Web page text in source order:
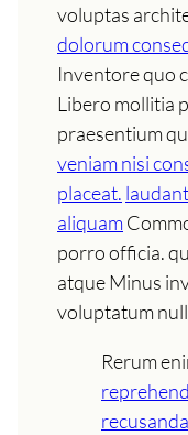
voluptas
dolorum
Inventore quo
Libero mollitia
praesentium
veniam nisi
placeat.
aliquam
porro officia.
atque Minus
voluptatum
Rerum